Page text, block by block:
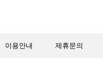
이용안내 제휴문의